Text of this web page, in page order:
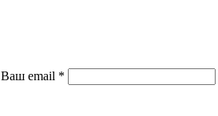
Ваш email *